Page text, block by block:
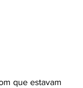
que estavam